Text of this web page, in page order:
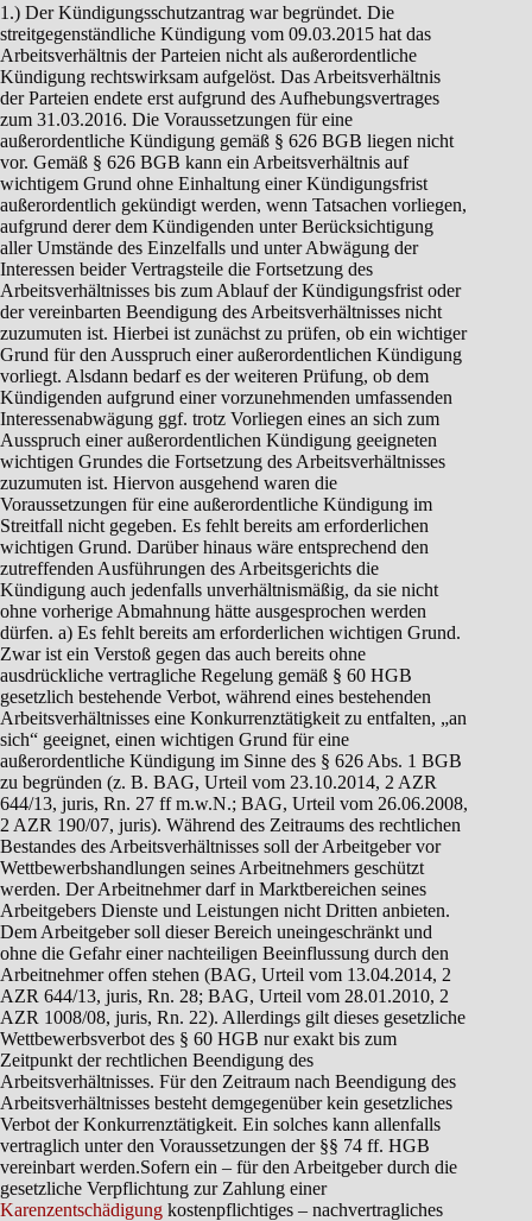
1.) Der Kündigungsschutzantrag war begründet. Die
streitgegenständliche Kündigung vom 09.03.2015 hat das
Arbeitsverhältnis der Parteien nicht als außerordentliche
Kündigung rechtswirksam aufgelöst. Das Arbeitsverhältnis
der Parteien endete erst aufgrund des Aufhebungsvertrages
zum 31.03.2016. Die Voraussetzungen für eine
außerordentliche Kündigung gemäß § 626 BGB liegen nicht
vor. Gemäß § 626 BGB kann ein Arbeitsverhältnis auf
wichtigem Grund ohne Einhaltung einer Kündigungsfrist
außerordentlich gekündigt werden, wenn Tatsachen vorliegen,
aufgrund derer dem Kündigenden unter Berücksichtigung
aller Umstände des Einzelfalls und unter Abwägung der
Interessen beider Vertragsteile die Fortsetzung des
Arbeitsverhältnisses bis zum Ablauf der Kündigungsfrist oder
der vereinbarten Beendigung des Arbeitsverhältnisses nicht
zuzumuten ist. Hierbei ist zunächst zu prüfen, ob ein wichtiger
Grund für den Ausspruch einer außerordentlichen Kündigung
vorliegt. Alsdann bedarf es der weiteren Prüfung, ob dem
Kündigenden aufgrund einer vorzunehmenden umfassenden
Interessenabwägung ggf. trotz Vorliegen eines an sich zum
Ausspruch einer außerordentlichen Kündigung geeigneten
wichtigen Grundes die Fortsetzung des Arbeitsverhältnisses
zuzumuten ist. Hiervon ausgehend waren die
Voraussetzungen für eine außerordentliche Kündigung im
Streitfall nicht gegeben. Es fehlt bereits am erforderlichen
wichtigen Grund. Darüber hinaus wäre entsprechend den
zutreffenden Ausführungen des Arbeitsgerichts die
Kündigung auch jedenfalls unverhältnismäßig, da sie nicht
ohne vorherige Abmahnung hätte ausgesprochen werden
dürfen. a) Es fehlt bereits am erforderlichen wichtigen Grund.
Zwar ist ein Verstoß gegen das auch bereits ohne
ausdrückliche vertragliche Regelung gemäß § 60 HGB
gesetzlich bestehende Verbot, während eines bestehenden
Arbeitsverhältnisses eine Konkurrenztätigkeit zu entfalten, „an
sich“ geeignet, einen wichtigen Grund für eine
außerordentliche Kündigung im Sinne des § 626 Abs. 1 BGB
zu begründen (z. B. BAG, Urteil vom 23.10.2014, 2 AZR
644/13, juris, Rn. 27 ff m.w.N.; BAG, Urteil vom 26.06.2008,
2 AZR 190/07, juris). Während des Zeitraums des rechtlichen
Bestandes des Arbeitsverhältnisses soll der Arbeitgeber vor
Wettbewerbshandlungen seines Arbeitnehmers geschützt
werden. Der Arbeitnehmer darf in Marktbereichen seines
Arbeitgebers Dienste und Leistungen nicht Dritten anbieten.
Dem Arbeitgeber soll dieser Bereich uneingeschränkt und
ohne die Gefahr einer nachteiligen Beeinflussung durch den
Arbeitnehmer offen stehen (BAG, Urteil vom 13.04.2014, 2
AZR 644/13, juris, Rn. 28; BAG, Urteil vom 28.01.2010, 2
AZR 1008/08, juris, Rn. 22). Allerdings gilt dieses gesetzliche
Wettbewerbsverbot des § 60 HGB nur exakt bis zum
Zeitpunkt der rechtlichen Beendigung des
Arbeitsverhältnisses. Für den Zeitraum nach Beendigung des
Arbeitsverhältnisses besteht demgegenüber kein gesetzliches
Verbot der Konkurrenztätigkeit. Ein solches kann allenfalls
vertraglich unter den Voraussetzungen der §§ 74 ff. HGB
vereinbart werden.Sofern ein – für den Arbeitgeber durch die
gesetzliche Verpflichtung zur Zahlung einer
Karenzentschädigung kostenpflichtiges – nachvertragliches Wettbewerbsverbot nach § 74 HGB nicht vereinbart ist, ist ein Arbeitnehmer grundsätzlich berechtigt, bereits unmittelbar ab dem Zeitpunkt seines Ausscheidens aus dem Arbeitsverhältnis Konkurrenz zum bisherigen Arbeitgeber zu betreiben. Da es dem Arbeitnehmer insofern regelmäßig ohne finanzielle Gegenleistung auch nicht zuzumuten ist, erst mit dem Zeitpunkt der rechtlichen Beendigung des Arbeitsverhältnisses die neue Tätigkeit vorzubereiten und dann gegebenenfalls einen gewissen Zeitraum ohne Entgeltansprüche überbrücken zu müssen, ist es dem Arbeitnehmer regelmäßig bereits innerhalb des Arbeitsverhältnisses ohne Verstoß gegen das gesetzliche Wettbewerbsverbot des § 60 HGB erlaubt, sogenannte Vorbereitungshandlungen vorzunehmen, um gegebenenfalls unmittelbar nach seinem Ausscheiden zu einem Konkurrenzunternehmen zu wechseln oder die Tätigkeit in einem Konkurrenzunternehmen aufzunehmen (BAG, Urteil vom 23.10.2014, 2 AZR 644/13, juris, Rn. 28; BAG, Urteil vom 26.06.2008, 2 AZR 190/07, juris, Rn. 15). Verboten ist dem Arbeitnehmer insofern lediglich die Aufnahme einer aktiv werbenden Tätigkeit, etwa durch Vermittlung von Konkurrenzgeschäften oder aktives Abwerben von Kunden. Bloße Vorbereitungshandlungen erfüllen diese Voraussetzungen regelmäßig nicht (BAG 23.10.2014, a. a. O.; BAG 26.06.2008, a. a. O.). aa) Hiervon ausgehend stellt die Angabe des beruflichen Status als „Freiberufler“ im XING-Profil noch während des bestehenden Arbeitsverhältnisses ohne Hinzutreten weiterer Umstände noch keine unzulässige Wettbewerbshandlung dar, die einen Verstoß gegen § 60 HGB darstellen würde. Zwar war die Angabe des beruflichen Status des Klägers in dem am 09.03.2016 beklagtenseitig abgerufenen XING-Profil des Klägers unstreitig fehlerhaft. Der Kläger stand zu diesem Zeitpunkt noch in einem Arbeitsverhältnis mit der Beklagten. Darüber hinaus hatte er sich nach eigenen Angaben zu diesem Zeitpunkt bereits Arbeit suchend für die Zeit ab dem 01.04.2016 gemeldet. Zutreffend wäre insofern der aktuelle berufliche Status „Angestellter“ bzw. „Arbeit suchen“ gewesen. Der berufliche Status „Freiberufler“ war demgegenüber unzutreffend, da der Kläger nach eigenen Angaben zu diesem Zeitpunkt keine freiberufliche Tätigkeit ausgeübt hat. Allerdings stellt allein diese fehlerhafte Angabe im privaten XING-Profil des Klägers noch keinen Arbeitspflichtenverstoß in Form einer unzulässigen Konkurrenztätigkeit und keinen Verstoß gegen § 60 HGB dar. Eine solche unzulässige Konkurrenztätigkeit hätte man erst dann annehmen können, wenn der Kläger über sein XING-Profil aktiv eine konkurrierende Tätigkeit beworben und insofern gegebenenfalls sogar versucht hätte, Mandate der Beklagten noch während des bestehenden Arbeitsverhältnisses abzuwerben. Ein derartiger Eindruck einer aktiven Abwerbetätigkeit entsteht nach der Verkehrsanschauung eines verständigen Betrachters aus dem unter dem 09.03.2016 abgerufenen XING-Profil des Klägers jedoch nicht. Vielmehr erweckt dieses XING-Profil eher – wie das Arbeitsgericht zutreffend ausgeführt hat – beim objektiven verständigen Betrachter den Eindruck, dass der Kläger seinerzeit, jedenfalls bis einschließlich März 2016, als Freiberufler bei der Beklagten beschäftigt sei. Die Tätigkeit für die Beklagte wird unter der Rubrik Berufserfahrung ausdrücklich und zutreffend angegeben als derzeit aktuelle Tätigkeit. Eine selbständige Tätigkeit für andere Auftraggeber ist insofern gerade nicht genannt. Auch verweist das XING-Profil des Klägers weiterhin auf die Website der Beklagten. Insofern wird eher Werbung für die Steuerberatungskanzlei der Beklagten gemacht als für eine eigene freiberufliche Steuerberatungstätigkeit des Klägers, für die kein entsprechender Web-Auftritt verlinkt ist. Weiter ist zu berücksichtigen, dass eine aktive Werbetätigkeit für eine Konkurrenztätigkeit gegebenenfalls darin hätte gesehen werden können, wenn der Kläger unter der Rubrik „Ich suche“ entsprechende Angaben gemacht hätte, beispielsweise dahingehend, dass er neue Mandate für freiberufliche Steuerberatungen sucht. Derartige Angaben hat der Kläger jedoch vorliegend gerade nicht gemacht. Er hat vielmehr unter der Rubrik „Ich suche“ überhaupt keine Angaben gemacht, so dass diese Rubrik in seinem Profil überhaupt nicht erscheint. Eine aktive Akquise freiberuflicher Mandate über die XING-Rubrik „Ich suche“, die ggf. als hinzutretender weiterer Umstand bei der gebotenen Gesamtschau geeignet sein könnte, im noch bestehenden Arbeitsverhältnis eine unzulässige Konkurrenztätigkeit und damit einen wichtigen Grund zur außerordentlichen Kündigung des Arbeitsverhältnisses zu begründen, war insofern vorliegend gerade nicht gegeben (vgl. hierzu LG Kassel, Urteil vom 24.08.2011, 9 O 983/11, juris; im dortigen Sachverhalt wurde bei erfolgten Angaben unter der Rubrik „Ich suche“ im XING-Profil eines freien Handelsvertreters ein zur Begründung eines Unterlassungsanspruchs geeigneter Verstoß gegen § 60 HGB angenommen). Dass der Kläger seine beruflichen Tätigkeiten und Fähigkeiten unter der Rubrik „Ich biete“ angegeben hat, hat entgegen der Rechtsansicht der Beklagten auch keinen herangehobenen plakativen und werbenden Charakter, da diese Rubrik lediglich mit der von den Betreibern des Netzwerks XING vorgegebenen Wortwahl „Ich biete“ und nicht anders zur Verfügung gestellt wird. Auf die Wortwahl „Ich biete“ hat der Kläger mithin keinen Einfluss gehabt, er hätte einzig die Alternative in Betracht ziehen können, hier gar keine Angaben zu machen, was allerdings nach der Zweckrichtung des sozialen Netzwerks XING unüblich wäre. Vorzuhalten ist dem Kläger in diesem Zusammenhang lediglich, dass er unter der Rubrik „Ich biete“ auch die „freie Mitarbeit“ angegeben hat, obwohl er eine solche frühestens für den Zeitraum ab April 2016 im Konkurrenzbereich der Beklagten anbieten durfte. Bei der vorzunehmenden Gesamtschau ergibt sich hieraus jedoch insbesondere unter Berücksichtigung des Umstandes, dass unter der Rubrik „Berufserfahrung“ die Tätigkeit für die Beklagte zutreffend bis einschließlich 03/2016 angegeben wurde, bei einem Abruf des XING-Profils des Klägers im März 2016 noch nicht zwingend der Eindruck, dass der Kläger auch „sofort“, d. h. noch vor April 2016, für eine freie Mitarbeit in Konkurrenz zur Beklagten zur Verfügung stehen würde. Weiter kann dem Kläger vorgehalten werden, dass er nicht von der Möglichkeit Gebrauch gemacht hat, eine freiberufliche Tätigkeit als weitere spätere Tätigkeit erst mit einem Tätigkeitsbeginn „4/2016“ in seinem XING-Profil zu kennzeichnen. Die technische Möglichkeit hierzu hätte zwar grundsätzlich bestanden, allerdings erscheint dieser spätere Tätigkeitsbeginn nach den technischen Vorgaben des Betreibers der Plattform XING dann auch nicht zwingend deutlich an hervorgehobener Stelle im XING-Profil, so dass die grundsätzliche Gefahr eines irreführenden Eindrucks, der Kläger sei bereits derzeit als Freiberufler tätig, jedenfalls bei unvollständiger Betrachtung des XING-Profils auch dann weiterhin bestanden hätte. Dass dem Kläger darüber hinaus ggf. vorgehalten werden kann, dass auch für die Zeit ab April 2016 die berufsrechtliche Zulässigkeit einer selbständige Erbringung von Steuerberater-Dienstleistungen vor Ablegung des Steuerberaterexamens und ohne Zulassung bei der Steuerberater-Kammer zu problematisieren wäre, ist jedenfalls nicht zur Begründung eines wichtigen Grundes zur Kündigung des Arbeitsverhältnisses geeignet. Denn bei dem – ggf. standesrechtlich unzulässigen – Anbieten selbständiger Steuerberater-Dienstleistungen ab April 2016 würde es sich jedenfalls um ein Fehlverhalten des Klägers erst nach Beendigung des hiesigen Arbeitsverhältnisses am 31.03.2016 handeln, das damit nicht mehr geeignet ist, kündigungsrelevant herangezogen zu werden. Insgesamt reichte die fehlerhafte Angabe im XING-Profil des Klägers vorliegend nicht aus, einen zum Ausspruch einer außerordentlichen Kündigung geeigneten wichtigen Grund zu begründen. Hierbei ist auch zu berücksichtigen, dass das soziale Netzwerk XING zwar regelmäßig durchaus gerade für die Aufnahme beruflicher Kontakte verwendet wird, dies jedoch nicht sein einziger Zweck ist, wie das Arbeitsgericht ebenfalls zutreffend herausgestellt hat. Zweck des sozialen Netzwerkes XING ist es, wie bei grundsätzlich jedem sozialen Netzwerk, u. a. auch Kontakte zu pflegen. Diese können auch im Netzwerk XING rein privater Natur sein, auch wenn die übliche Verwendung im Schwerpunkt beruflicher Kontakte liegt. Zweck eines XING-Profils ist es insbesondere, den eigenen beruflichen Werdegang darzustellen. Dies hat der Kläger im März 2016 fehlerhaft getan, indem er sich zu früh als Freiberufler dargestellt hat in Vorwegnahme einer Entwicklung, die er erst ab dem darauffolgenden Monat vornehmen konnte. Allein diese fehlerhafte Angabe auf dem privaten XING-Profil stellt ohne das Hinzutreten weiterer Umstände jedoch noch keinen wichtigen Grund zum Ausspruch einer außerordentlichen Kündigung dar. Ob die Beklagte während des Bestandes des Arbeitsverhältnisses gegebenenfalls einen Berichtigungsanspruch hinsichtlich der fehlerhaften Angabe im XING-Profil des Klägers diesem gegenüber gehabt hätte, kann mangels Entscheidungserheblichkeit im hiesigen Kündigungsschutzverfahren ausdrücklich dahinstehen. bb) Einen an sich zur außerordentlichen Kündigung gemäß § 626 BGB geeigneten wichtigen Grund hätte es dargestellt, wenn der Kläger noch während des bestehenden Arbeitsverhältnisses im März 2016 auf eigene Rechnung Steuerberatungen freiberuflich in Konkurrenz zur Beklagten vorgenommen hätte. Von einer solchen Konkurrenztätigkeit des Klägers kann jedoch nicht ausgegangen werden. Der Kläger bestreitet die diesbezügliche – pauschale – Behauptung der Beklagten und die insofern hinsichtlich des Kündigungsgrundes vollumfänglich darlegungs- und beweispflichtige Beklagte trägt hierzu nichts Substantiiertes vor. Hinsichtlich der beiden namentlich benannten Mandanten Gl und Gi trägt die Beklagte